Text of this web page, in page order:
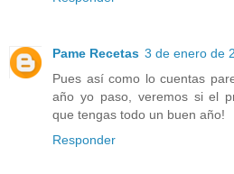
Pame Recetas 3 de enero de
Pues así como lo cuentas
año yo paso, veremos si el
que tengas todo un buen año!
Responder